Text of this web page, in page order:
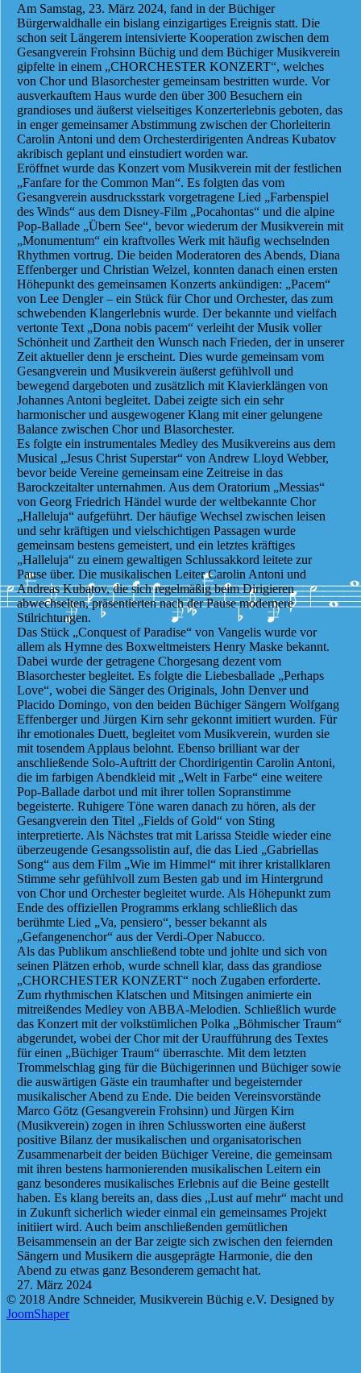
Am Samstag, 23. März 2024, fand in der Büchiger
Bürgerwaldhalle ein bislang einzigartiges Ereignis statt. Die
schon seit Längerem intensivierte Kooperation zwischen dem
Gesangverein Frohsinn Büchig und dem Büchiger Musikverein
gipfelte in einem „CHORCHESTER KONZERT“, welches
von Chor und Blasorchester gemeinsam bestritten wurde. Vor
ausverkauftem Haus wurde den über 300 Besuchern ein
grandioses und äußerst vielseitiges Konzerterlebnis geboten, das
in enger gemeinsamer Abstimmung zwischen der Chorleiterin
Carolin Antoni und dem Orchesterdirigenten Andreas Kubatov
akribisch geplant und einstudiert worden war.
Eröffnet wurde das Konzert vom Musikverein mit der festlichen
„Fanfare for the Common Man“. Es folgten das vom
Gesangverein ausdrucksstark vorgetragene Lied „Farbenspiel
des Winds“ aus dem Disney-Film „Pocahontas“ und die alpine
Pop-Ballade „Übern See“, bevor wiederum der Musikverein mit
„Monumentum“ ein kraftvolles Werk mit häufig wechselnden
Rhythmen vortrug. Die beiden Moderatoren des Abends, Diana
Effenberger und Christian Welzel, konnten danach einen ersten
Höhepunkt des gemeinsamen Konzerts ankündigen: „Pacem“
von Lee Dengler – ein Stück für Chor und Orchester, das zum
schwebenden Klangerlebnis wurde. Der bekannte und vielfach
vertonte Text „Dona nobis pacem“ verleiht der Musik voller
Schönheit und Zartheit den Wunsch nach Frieden, der in unserer
Zeit aktueller denn je erscheint. Dies wurde gemeinsam vom
Gesangverein und Musikverein äußerst gefühlvoll und
bewegend dargeboten und zusätzlich mit Klavierklängen von
Johannes Antoni begleitet. Dabei zeigte sich ein sehr
harmonischer und ausgewogener Klang mit einer gelungene
Balance zwischen Chor und Blasorchester.
Es folgte ein instrumentales Medley des Musikvereins aus dem
Musical „Jesus Christ Superstar“ von Andrew Lloyd Webber,
bevor beide Vereine gemeinsam eine Zeitreise in das
Barockzeitalter unternahmen. Aus dem Oratorium „Messias“
von Georg Friedrich Händel wurde der weltbekannte Chor
„Halleluja“ aufgeführt. Der häufige Wechsel zwischen leisen
und sehr kräftigen und vielschichtigen Passagen wurde
gemeinsam bestens gemeistert, und ein letztes kräftiges
„Halleluja“ zu einem gewaltigen Schlussakkord leitete zur
Pause über. Die musikalischen Leiter Carolin Antoni und
Andreas Kubatov, die sich regelmäßig beim Dirigieren
abwechselten, präsentierten nach der Pause modernere
Stilrichtungen.
Das Stück „Conquest of Paradise“ von Vangelis wurde vor
allem als Hymne des Boxweltmeisters Henry Maske bekannt.
Dabei wurde der getragene Chorgesang dezent vom
Blasorchester begleitet. Es folgte die Liebesballade „Perhaps
Love“, wobei die Sänger des Originals, John Denver und
Placido Domingo, von den beiden Büchiger Sängern Wolfgang
Effenberger und Jürgen Kirn sehr gekonnt imitiert wurden. Für
ihr emotionales Duett, begleitet vom Musikverein, wurden sie
mit tosendem Applaus belohnt. Ebenso brilliant war der
anschließende Solo-Auftritt der Chordirigentin Carolin Antoni,
die im farbigen Abendkleid mit „Welt in Farbe“ eine weitere
Pop-Ballade darbot und mit ihrer tollen Sopranstimme
begeisterte. Ruhigere Töne waren danach zu hören, als der
Gesangverein den Titel „Fields of Gold“ von Sting
interpretierte. Als Nächstes trat mit Larissa Steidle wieder eine
überzeugende Gesangssolistin auf, die das Lied „Gabriellas
Song“ aus dem Film „Wie im Himmel“ mit ihrer kristallklaren
Stimme sehr gefühlvoll zum Besten gab und im Hintergrund
von Chor und Orchester begleitet wurde. Als Höhepunkt zum
Ende des offiziellen Programms erklang schließlich das
berühmte Lied „Va, pensiero“, besser bekannt als
„Gefangenenchor“ aus der Verdi-Oper Nabucco.
Als das Publikum anschließend tobte und johlte und sich von
seinen Plätzen erhob, wurde schnell klar, dass das grandiose
„CHORCHESTER KONZERT“ noch Zugaben erforderte.
Zum rhythmischen Klatschen und Mitsingen animierte ein
mitreißendes Medley von ABBA-Melodien. Schließlich wurde
das Konzert mit der volkstümlichen Polka „Böhmischer Traum“
abgerundet, wobei der Chor mit der Uraufführung des Textes
für einen „Büchiger Traum“ überraschte. Mit dem letzten
Trommelschlag ging für die Büchigerinnen und Büchiger sowie
die auswärtigen Gäste ein traumhafter und begeisternder
musikalischer Abend zu Ende. Die beiden Vereinsvorstände
Marco Götz (Gesangverein Frohsinn) und Jürgen Kirn
(Musikverein) zogen in ihren Schlussworten eine äußerst
positive Bilanz der musikalischen und organisatorischen
Zusammenarbeit der beiden Büchiger Vereine, die gemeinsam
mit ihren bestens harmonierenden musikalischen Leitern ein
ganz besonderes musikalisches Erlebnis auf die Beine gestellt
haben. Es klang bereits an, dass dies „Lust auf mehr“ macht und
in Zukunft sicherlich wieder einmal ein gemeinsames Projekt
initiiert wird. Auch beim anschließenden gemütlichen
Beisammensein an der Bar zeigte sich zwischen den feiernden
Sängern und Musikern die ausgeprägte Harmonie, die den
Abend zu etwas ganz Besonderem gemacht hat.
27. März 2024
© 2018 Andre Schneider, Musikverein Büchig e.V. Designed by
JoomShaper